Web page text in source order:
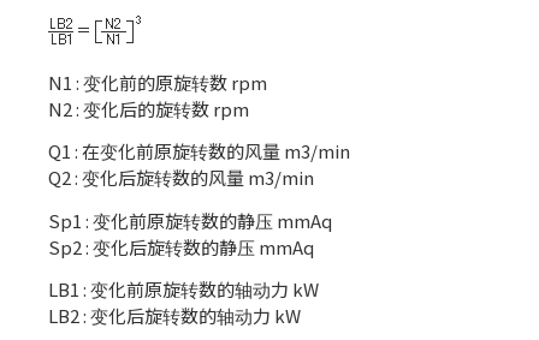
N1 : 变化前的原旋转数 rpm
N2 : 变化后的旋转数 rpm
Q1 : 在变化前原旋转数的风量 m3/min
Q2 : 变化后旋转数的风量 m3/min
Sp1 : 变化前原旋转数的静压 mmAq
Sp2 : 变化后旋转数的静压 mmAq
LB1 : 变化前原旋转数的轴动力 kW
LB2 : 变化后旋转数的轴动力 kW